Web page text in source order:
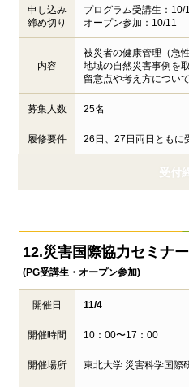
申し込み
締め切り
プログラム受講生：10/
オープン参加：10/11
内容
被災者の健康管理（急
地域の自然災害事例を
留意点や考え方につい
募集人数 25名
履修要件 26日、27日両日ともに
受付
12.災害国際協力セミナ
(PG受講生・オープン参加)
開催日 11/4
開催時間 10：00〜17：00
開催場所 東北大学 災害科学国際